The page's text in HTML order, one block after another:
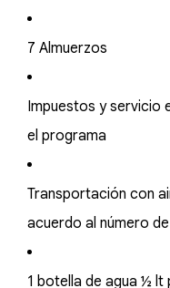
7 Almuerzos
Impuestos y servicio
el programa
Transportación con
acuerdo al número
1 botella de agua ½ lt